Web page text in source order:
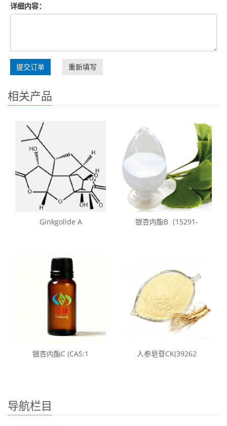
详细内容：
提交订单 重新填写
相关产品
Ginkgolide A 银杏内酯B（15291-
银杏内酯C (CAS:1 人参皂苷CK(39262
导航栏目